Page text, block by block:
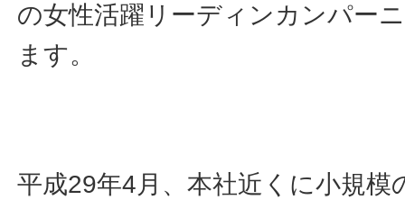
の女性活躍リーディンカンパー
ます。
平成29年4月、本社近くに小規模